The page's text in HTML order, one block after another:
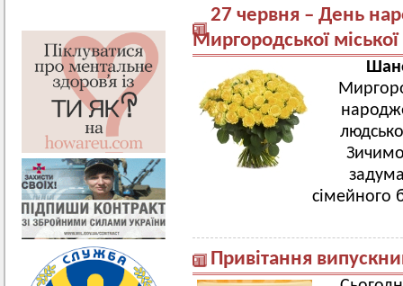
27 червня – День
Миргородської
Зичимо
сімейного
Привітання